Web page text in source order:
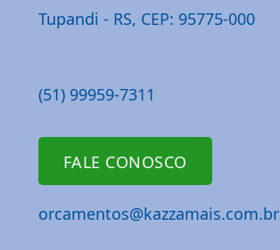
Tupandi - RS, CEP: 95775-000
(51) 99959-7311
FALE CONOSCO
orcamentos@kazzamais.com.br